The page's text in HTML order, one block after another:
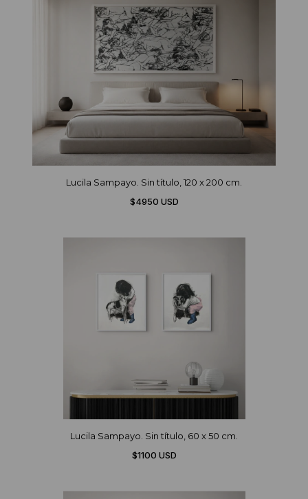
Lucila Sampayo. Sin título, 120 x 200 cm.
$4950 USD
Lucila Sampayo. Sin título, 60 x 50 cm.
$1100 USD